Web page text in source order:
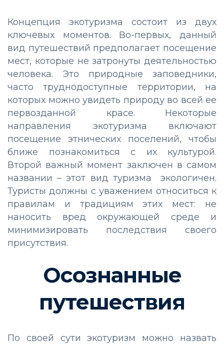
Концепция экотуризма состоит из двух
ключевых моментов. Во-первых, данный
вид путешествий предполагает посещение
мест, которые не затронуты деятельностью
человека. Это природные заповедники,
часто труднодоступные территории, на
которых можно увидеть природу во всей ее
первозданной красе. Некоторые
направления экотуризма включают
посещение этнических поселений, чтобы
ближе познакомиться с их культурой.
Второй важный момент заключен в самом
названии – этот вид туризма экологичен.
Туристы должны с уважением относиться к
правилам и традициям этих мест: не
наносить вред окружающей среде и
минимизировать последствия своего
присутствия.
Осознанные
путешествия
По своей сути экотуризм можно назвать